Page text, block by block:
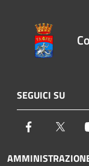
SEGUICI SU
Facebook